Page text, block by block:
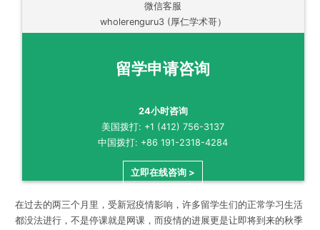
微信客服
wholerenguru3 (厚仁学术哥）
留学申请咨询
24小时咨询
美国拨打: +1 (412) 756-3137
中国拨打: +86 191-2318-4284
立即在线咨询 >
在过去的两三个月里，受新冠疫情影响，许多留学生们的正常学习生活
都没法进行，不是停课就是网课，而疫情的进展更是让即将到来的秋季